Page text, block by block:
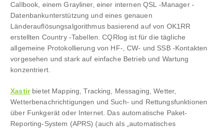
Callbook, einem Grayliner, einer internen QSL -Manager -
Datenbankunterstützung und eines genauen
Länderauflösungsalgorithmus basierend auf von OK1RR
erstellten Country -Tabellen. CQRlog ist für die tägliche
allgemeine Protokollierung von HF-, CW- und SSB -Kontakten
vorgesehen und stark auf einfache Betrieb und Wartung
konzentriert.
Xastirbietet Mapping, Tracking, Messaging, Wetter,
Wetterbenachrichtigungen und Such- und Rettungsfunktionen
über Funkgerät oder Internet. Das automatische Paket-
Reporting-System (APRS) (auch als „automatisches